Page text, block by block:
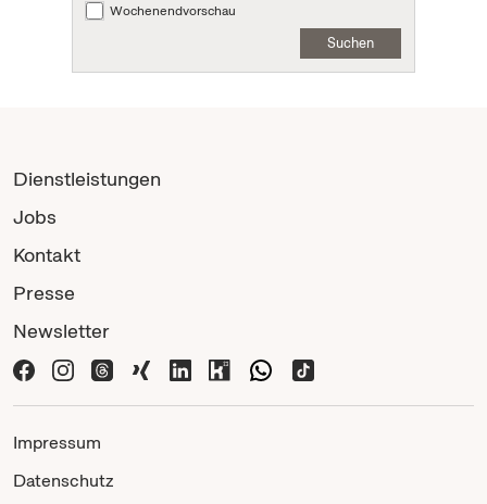
Wochenendvorschau
Suchen
Dienstleistungen
Jobs
Kontakt
Presse
Newsletter
Impressum
Datenschutz